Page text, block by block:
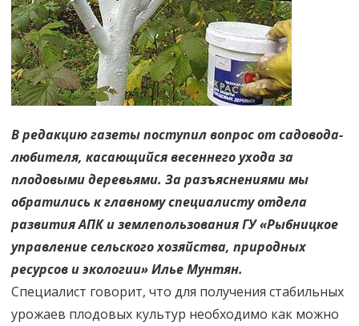
В редакцию газеты поступил вопрос от садовода-
любителя, касающийся весеннего ухода за
плодовыми деревьями. За разъяснениями мы
обратились к главному специалисту отдела
развития АПК и землепользования ГУ «Рыбницкое
управление сельского хозяйства, природных
ресурсов и экологии» Илье Мунтян.
Специалист говорит, что для получения стабильных
урожаев плодовых культур необходимо как можно